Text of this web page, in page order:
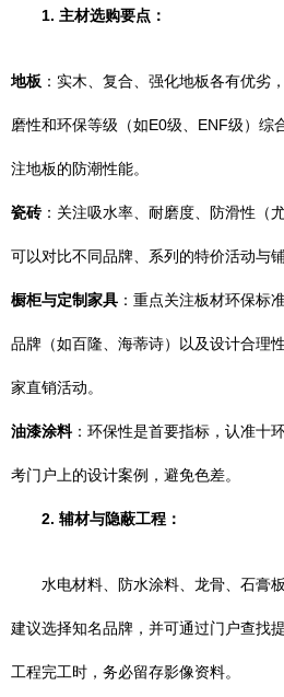
1. 主材选购要点：
地板 ：实木、复合、强化地板各有优劣
磨性和环保等级（如E0级、ENF级）综
注地板的防潮性能。
瓷砖：关注吸水率、耐磨度、防滑性（
可以对比不同品牌、系列的特价活动与铺
橱柜与定制家具 ：重点关注板材环保标
品牌（如百隆、海蒂诗）以及设计合理
家直销活动。
油漆涂料：环保性是首要指标，认准十
考门户上的设计案例，避免色差。
2. 辅材与隐蔽工程：
水电材料、防水涂料、龙骨、石膏
建议选择知名品牌，并可通过门户查找
工程完工时，务必留存影像资料。